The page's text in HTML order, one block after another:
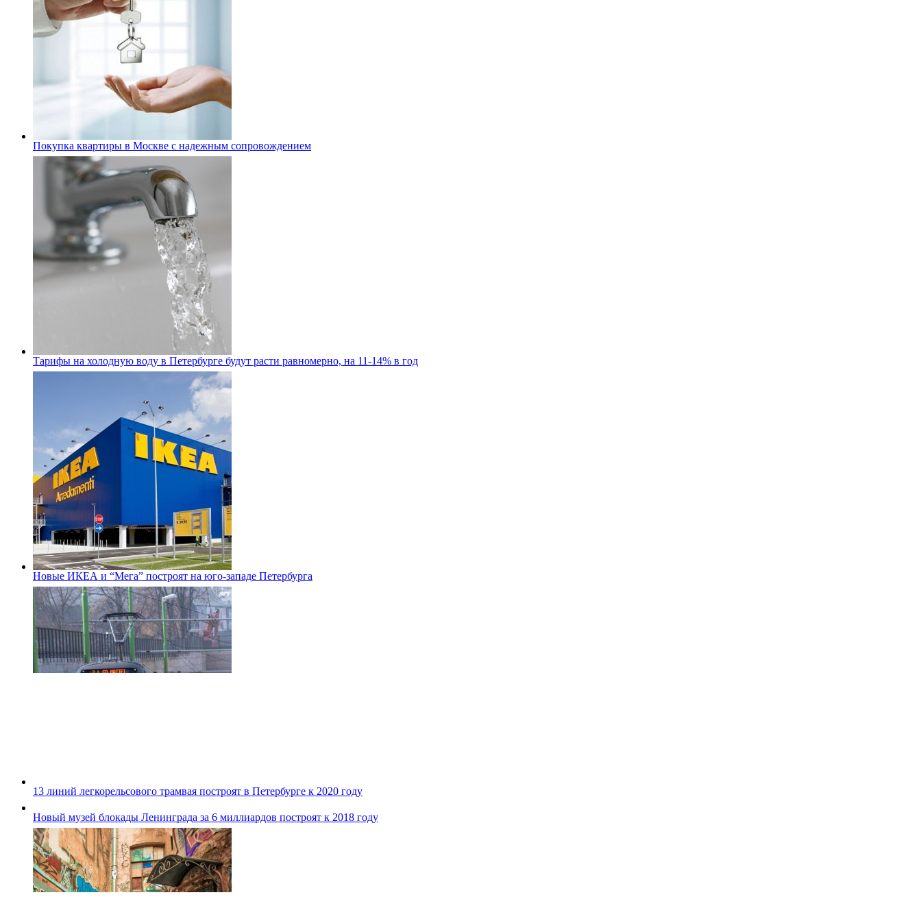
Покупка квартиры в Москве с надежным сопровождением
Тарифы на холодную воду в Петербурге будут расти равномерно, на 11-14% в год
Новые ИКЕА и “Мега” построят на юго-западе Петербурга
13 линий легкорельсового трамвая построят в Петербурге к 2020 году
Новый музей блокады Ленинграда за 6 миллиардов построят к 2018 году